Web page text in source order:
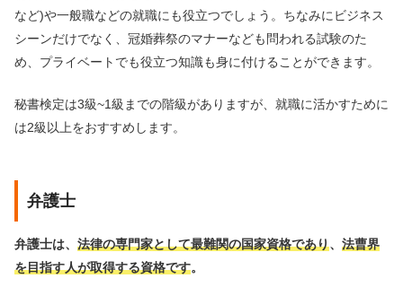
など)や一般職などの就職にも役立つでしょう。ちなみにビジネス
シーンだけでなく、冠婚葬祭のマナーなども問われる試験のた
め、プライベートでも役立つ知識も身に付けることができます。
秘書検定は3級~1級までの階級がありますが、就職に活かすために
は2級以上をおすすめします。
弁護士
弁護士は、 法律の専門家として最難関の国家資格であり、 法曹界
を目指す人が取得する資格です。